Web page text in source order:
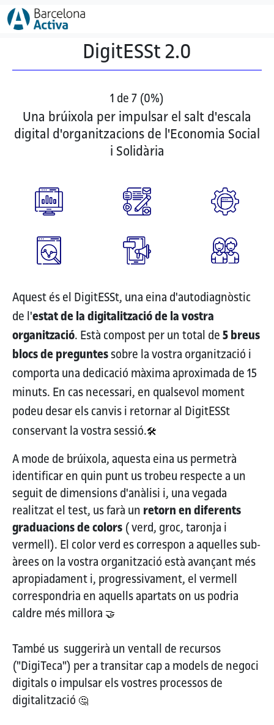
Vés al contingut
DigitESSt 2.0
1 de 7 (0%)
Una brúixola per impulsar el salt d'escala
digital d'organitzacions de l'Economia Social
i Solidària
Aquest és el DigitESSt, una eina d'autodiagnòstic
de l'estat de la digitalització de la vostra
organització. Està compost per un total de5 breus
blocs de preguntessobre la vostra organització i
comporta una dedicació màxima aproximada de 15
minuts. En cas necessari, en qualsevol moment
podeu desar els canvis i retornar al DigitESSt
conservant la vostra sessió.🛠️
A mode de brúixola, aquesta eina us permetrà
identificar en quin punt us trobeu respecte a un
seguit de dimensions d'anàlisi i, una vegada
realitzat el test, us farà un retorn en diferents
graduacions de colors ( verd, groc, taronja i
vermell). El color verd es correspon a aquelles sub-
àrees on la vostra organització està avançant més
apropiadament i, progressivament, el vermell
correspondria en aquells apartats on us podria
caldre més millora 🤝
També us suggerirà un ventall de recursos
("DigiTeca") per a transitar cap a models de negoci
digitals o impulsar els vostres processos de
digitalització 🤔